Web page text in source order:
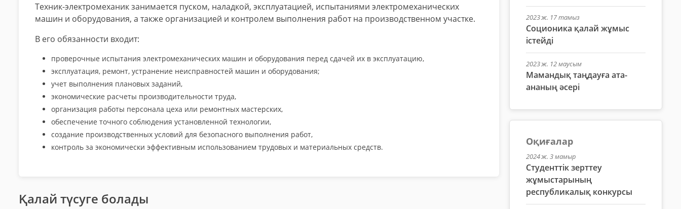
Техник-электромеханик занимается пуском, наладкой, эксплуатацией, испытаниями электромеханических
машин и оборудования, а также организацией и контролем выполнения работ на производственном участке.
В его обязанности входит:
проверочные испытания электромеханических машин и оборудования перед сдачей их в эксплуатацию,
эксплуатация, ремонт, устранение неисправностей машин и оборудования;
учет выполнения плановых заданий,
экономические расчеты производительности труда,
организация работы персонала цеха или ремонтных мастерских,
обеспечение точного соблюдения установленной технологии,
создание производственных условий для безопасного выполнения работ,
контроль за экономически эффективным использованием трудовых и материальных средств.
Қалай түсуге болады
2023 ж. 17 тамыз
Соционика қалай жұмыс
істейді
2023 ж. 12 маусым
Мамандық таңдауға ата-
ананың әсері
Оқиғалар
2024 ж. 3 мамыр
Студенттік зерттеу
жұмыстарының
республикалық конкурсы